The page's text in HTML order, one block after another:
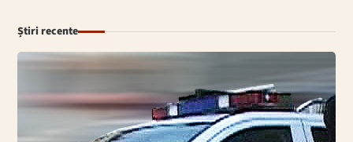
Știri recente